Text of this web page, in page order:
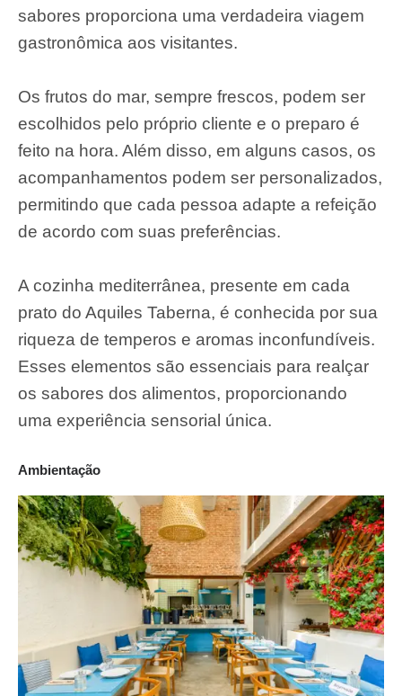
sabores proporciona uma verdadeira viagem
gastronômica aos visitantes.
Os frutos do mar, sempre frescos, podem ser
escolhidos pelo próprio cliente e o preparo é
feito na hora. Além disso, em alguns casos, os
acompanhamentos podem ser personalizados,
permitindo que cada pessoa adapte a refeição
de acordo com suas preferências.
A cozinha mediterrânea, presente em cada
prato do Aquiles Taberna, é conhecida por sua
riqueza de temperos e aromas inconfundíveis.
Esses elementos são essenciais para realçar
os sabores dos alimentos, proporcionando
uma experiência sensorial única.
Ambientação